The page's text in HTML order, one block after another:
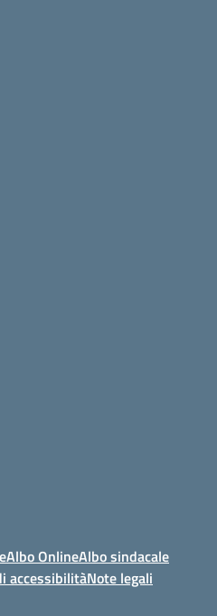
Albo OnlineAlbo sindacale
accessibilitàNote legali